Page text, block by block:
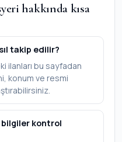
hakkında kısa
takip edilir?
ilanları bu sayfadan
konum ve resmi
bilgiler kontrol